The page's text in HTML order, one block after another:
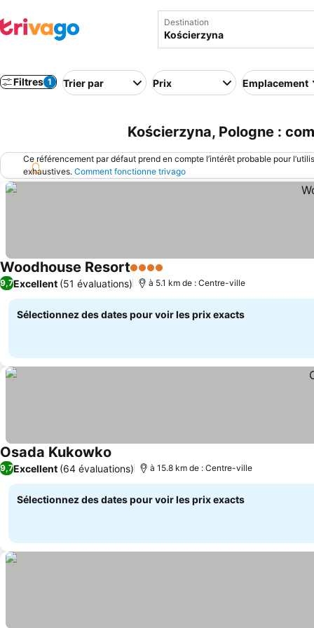
Destination
Filtres 1 Trier par Prix Emplacement
Kościerzyna, Pologne :
Ce référencement par défaut prend en compte l’intérêt probable pour
exhaustives. Comment fonctionne trivago
Woodhouse Resort4 Étoiles
9,7Excellent (51 évaluations) à 5.1 km de : Centre-ville
Sélectionnez des dates pour voir les prix exacts
Osada Kukowko Consulter les prix
9,7Excellent (64 évaluations) à 15.8 km de : Centre-ville
Sélectionnez des dates pour voir les prix exacts